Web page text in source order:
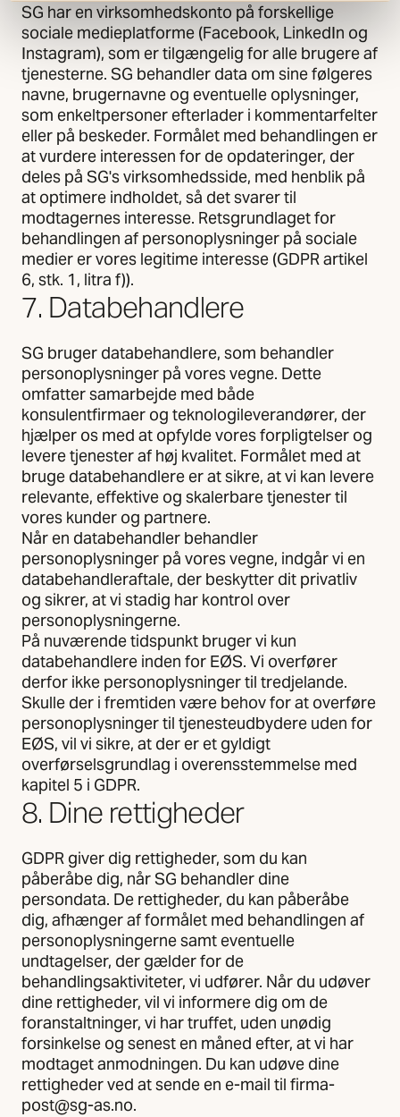
SG har en virksomhedskonto på forskellige
sociale medieplatforme (Facebook, LinkedIn og
Instagram), som er tilgængelig for alle brugere af
tjenesterne. SG behandler data om sine følgeres
navne, brugernavne og eventuelle oplysninger,
som enkeltpersoner efterlader i kommentarfelter
eller på beskeder. Formålet med behandlingen er
at vurdere interessen for de opdateringer, der
deles på SG's virksomhedsside, med henblik på
at optimere indholdet, så det svarer til
modtagernes interesse. Retsgrundlaget for
behandlingen af personoplysninger på sociale
medier er vores legitime interesse (GDPR artikel
6, stk. 1, litra f)).
7. Databehandlere
SG bruger databehandlere, som behandler
personoplysninger på vores vegne. Dette
omfatter samarbejde med både
konsulentfirmaer og teknologileverandører, der
hjælper os med at opfylde vores forpligtelser og
levere tjenester af høj kvalitet. Formålet med at
bruge databehandlere er at sikre, at vi kan levere
relevante, effektive og skalerbare tjenester til
vores kunder og partnere.
Når en databehandler behandler
personoplysninger på vores vegne, indgår vi en
databehandleraftale, der beskytter dit privatliv
og sikrer, at vi stadig har kontrol over
personoplysningerne.
På nuværende tidspunkt bruger vi kun
databehandlere inden for EØS. Vi overfører
derfor ikke personoplysninger til tredjelande.
Skulle der i fremtiden være behov for at overføre
personoplysninger til tjenesteudbydere uden for
EØS, vil vi sikre, at der er et gyldigt
overførselsgrundlag i overensstemmelse med
kapitel 5 i GDPR.
8. Dine rettigheder
GDPR giver dig rettigheder, som du kan
påberåbe dig, når SG behandler dine
persondata. De rettigheder, du kan påberåbe
dig, afhænger af formålet med behandlingen af
personoplysningerne samt eventuelle
undtagelser, der gælder for de
behandlingsaktiviteter, vi udfører. Når du udøver
dine rettigheder, vil vi informere dig om de
foranstaltninger, vi har truffet, uden unødig
forsinkelse og senest en måned efter, at vi har
modtaget anmodningen. Du kan udøve dine
rettigheder ved at sende en e-mail til firma-
post@sg-as.no.